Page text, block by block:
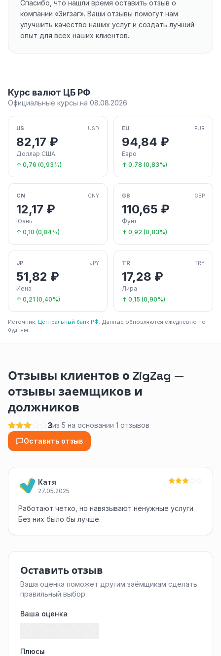
Спасибо, что нашли время оставить отзыв о
компании «Зигзаг». Ваши отзывы помогут нам
улучшить качество наших услуг и создать лучший
опыт для всех наших клиентов.
Курс валют ЦБ РФ
Официальные курсы на 08.08.2026
US USD
82,17 ₽
Доллар США
↑ 0,76 (0,93%)
EU EUR
94,84 ₽
Евро
↑ 0,78 (0,83%)
CN CNY
12,17 ₽
Юань
↑ 0,10 (0,84%)
GB GBP
110,65 ₽
Фунт
↑ 0,92 (0,83%)
JP JPY
51,82 ₽
Иена
↑ 0,21 (0,40%)
TR TRY
17,28 ₽
Лира
↑ 0,15 (0,90%)
Источник: Центральный банк РФ. Данные обновляются ежедневно по
будням.
Отзывы клиентов о ZigZag —
отзывы заемщиков и
должников
3из 5 на основании 1 отзывов
Оставить отзыв
Катя
27.05.2025
Работают четко, но навязывают ненужные услуги.
Без них было бы лучше.
Оставить отзыв
Ваша оценка поможет другим заёмщикам сделать
правильный выбор.
Ваша оценка
Плюсы